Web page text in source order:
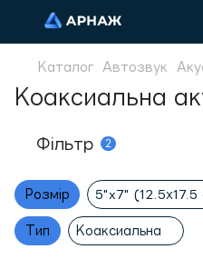
Каталог Автозвук
Коаксиальна
Фільтр 2
Розмір 5"x7" (12.5х17.5
Тип Коаксиальна